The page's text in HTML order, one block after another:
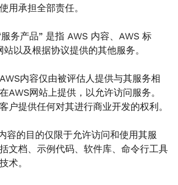
用承担全部责任。
务产品” 是指 AWS 内容、AWS 标
站以及根据协议提供的其他服务。
内容仅由被评估人提供与其服务相
AWS网站上提供，以允许访问服务。
户提供任何对其进行商业开发的权利。
容的目的仅限于允许访问和使用其服
文档、示例代码、软件库、命令行工具
术。